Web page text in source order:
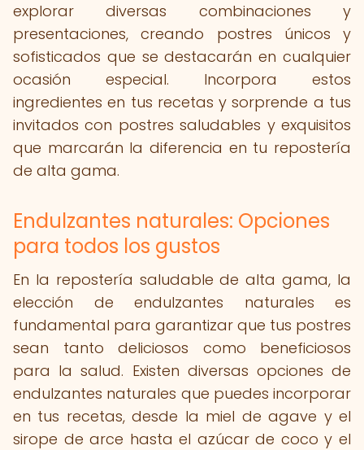
explorar diversas combinaciones y
presentaciones, creando postres únicos y
sofisticados que se destacarán en cualquier
ocasión especial. Incorpora estos
ingredientes en tus recetas y sorprende a tus
invitados con postres saludables y exquisitos
que marcarán la diferencia en tu repostería
de alta gama.
Endulzantes naturales: Opciones
para todos los gustos
En la repostería saludable de alta gama, la
elección de endulzantes naturales es
fundamental para garantizar que tus postres
sean tanto deliciosos como beneficiosos
para la salud. Existen diversas opciones de
endulzantes naturales que puedes incorporar
en tus recetas, desde la miel de agave y el
sirope de arce hasta el azúcar de coco y el